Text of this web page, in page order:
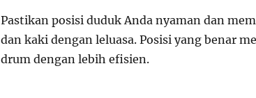
Pastikan posisi duduk Anda nyaman dan
dan kaki dengan leluasa. Posisi yang benar
drum dengan lebih efisien.